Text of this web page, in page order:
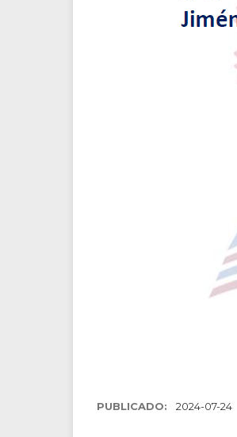
PUBLICADO: 2024-07-24